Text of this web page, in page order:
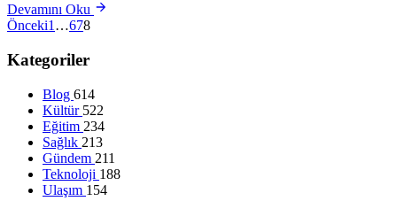
Devamını Oku
Önceki1 …678
Kategoriler
Blog 614
Kültür 522
Eğitim 234
Sağlık 213
Gündem 211
Teknoloji 188
Ulaşım 154